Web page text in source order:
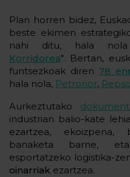
Plan horren bidez,
beste ekimen
nahi ditu, hala
Korridorea". Bertan,
funtsezkoak diren 78
hala nola, Petronor,
Aurkeztutako
industrian balio-kate
ezartzea, ekoizpena,
banaketa barne,
esportatzeko logistika-
oinarriak ezartzea.